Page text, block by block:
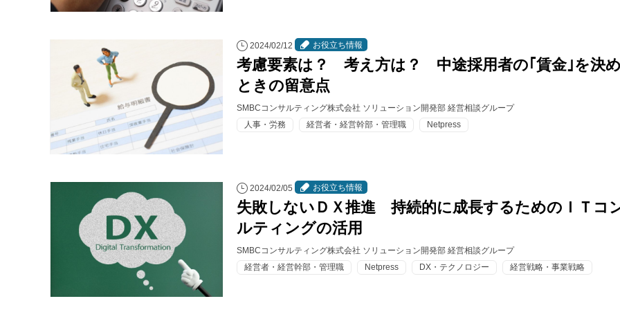
2024/02/12 お役立ち情報
考慮要素は？ 考え方は？ 中途採用者の｢賃金｣を決
ときの留意点
SMBCコンサルティング株式会社 ソリューション開発部 経営相談グループ
人事・労務
経営者・経営幹部・管理職 Netpress
2024/02/05 お役立ち情報
失敗しないＤＸ推進 持続的に成長するためのＩＴコ
ルティングの活用
SMBCコンサルティング株式会社 ソリューション開発部 経営相談グループ
経営者・経営幹部・管理職
Netpress DX・テクノロジー 経営戦略・事業戦略